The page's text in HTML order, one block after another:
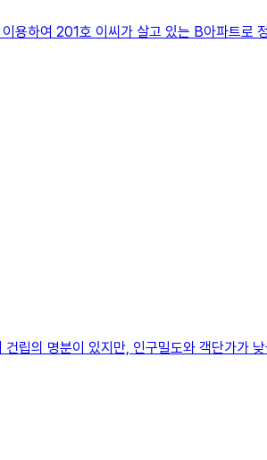
하여 201호 이씨가 살고 있는 B아파트로
립의 명분이 있지만, 인구밀도와 객단가가